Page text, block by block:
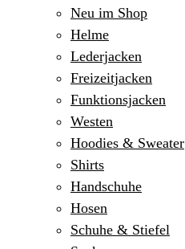
Neu im Shop
Helme
Lederjacken
Freizeitjacken
Funktionsjacken
Westen
Hoodies & Sweater
Shirts
Handschuhe
Hosen
Schuhe & Stiefel